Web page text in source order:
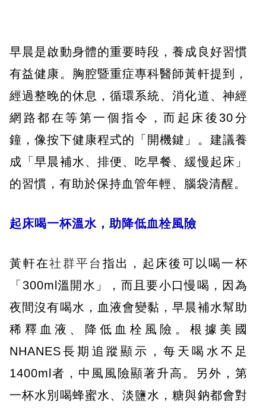
早晨是啟動身體的重要時段，養成良好習慣
有益健康。胸腔暨重症專科醫師黃軒提到，
經過整晚的休息，循環系統、消化道、神經
網路都在等第一個指令，而起床後30分
鐘，像按下健康程式的「開機鍵」。建議養
成「早晨補水、排便、吃早餐、緩慢起床」
的習慣，有助於保持血管年輕、腦袋清醒。
起床喝一杯溫水，助降低血栓風險
黃軒在社群平台 指出，起床後可以喝一杯
「300ml溫開水」，而且要小口慢喝，因為
夜間沒有喝水，血液會變黏，早晨補水幫助
稀釋血液、降低血栓風險。根據美國
NHANES長期追蹤顯示，每天喝水不足
1400ml者，中風風險顯著升高。另外，第
一杯水別喝蜂蜜水、淡鹽水，糖與鈉都會對